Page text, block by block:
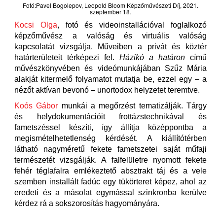
Fotó:Pavel Bogolepov, Leopold Bloom Képzőművészeti Díj, 2021.
szeptember 18.
Kocsi Olga, fotó és videoinstallációval foglalkozó
képzőművész a valóság és virtuális valóság
kapcsolatát vizsgálja. Műveiben a privát és köztér
határterületeit térképezi fel. Házikó a határon című
művészkönyvében és videómunkájában Szűz Mária
alakját kitermelő folyamatot mutatja be, ezzel egy – a
nézőt aktívan bevonó – unortodox helyzetet teremtve.
Koós Gábor munkái a megőrzést tematizálják. Tárgy
és helydokumentációit frottázstechnikával és
fametszéssel készíti, így állítja középpontba a
megismételhetetlenség kérdését. A kiállítótérben
látható nagyméretű fekete fametszetei saját műfaji
természetét vizsgálják. A falfelületre nyomott fekete
fehér téglafalra emlékeztető absztrakt táj és a vele
szemben installált fadúc egy tükörteret képez, ahol az
eredeti és a másolat egymással szinkronba kerülve
kérdez rá a sokszorosítás hagyományára.